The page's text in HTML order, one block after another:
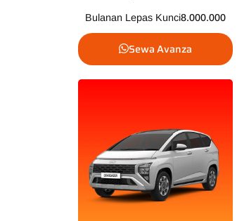
Bulanan Lepas Kunci8.000.000
Sewa Avanza